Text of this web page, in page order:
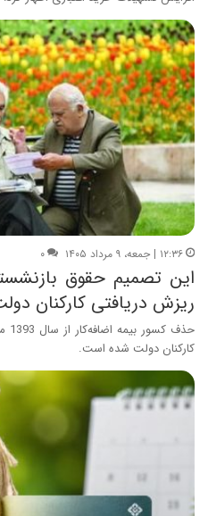
۱۲:۳۶ | جمعه، ۹ مرداد ۱۴۰۵ ۰
این تصمیم حقوق
ریزش دریافتی کارکنان
کارکنان دولت شده است.